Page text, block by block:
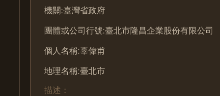
機關:臺灣省政府
團體或公司行號:臺北市隆昌企業股份有限公司
個人名稱:辜偉甫
地理名稱:臺北市
描述：